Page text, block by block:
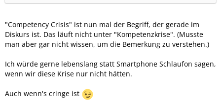
"Competency Crisis" ist nun mal der Begriff, der gerade im
Diskurs ist. Das läuft nicht unter "Kompetenzkrise". (Musste
man aber gar nicht wissen, um die Bemerkung zu verstehen.)
Ich würde gerne lebenslang statt Smartphone Schlaufon sagen,
wenn wir diese Krise nur nicht hätten.
Auch wenn's cringe ist